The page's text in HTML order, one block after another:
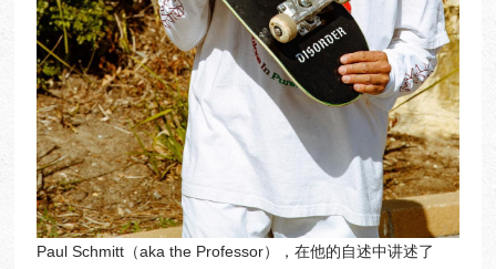
Paul Schmitt（aka the Professor），在他的自述中讲述了